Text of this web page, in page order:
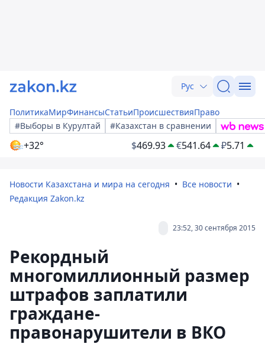
Рус
ПолитикаМирФинансыСтатьиПроисшествияПраво
#Выборы в Курултай
#Казахстан в сравнении
+32° $469.93 €541.64 ₽5.71
Новости Казахстана и мира на сегодня
Все новости
Редакция Zakon.kz
23:52, 30 сентября 2015
Рекордный
многомиллионный размер
штрафов заплатили
граждане-
правонарушители в ВКО